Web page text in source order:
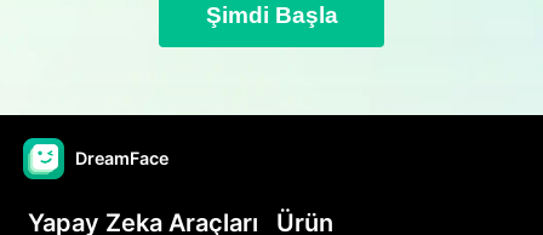
Şimdi Başla
DreamFace
Yapay Zeka Araçları Ürün